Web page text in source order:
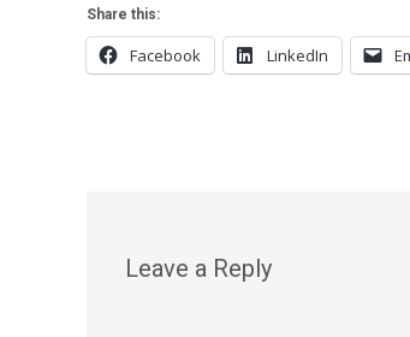
Share this:
Facebook LinkedIn
Leave a Reply